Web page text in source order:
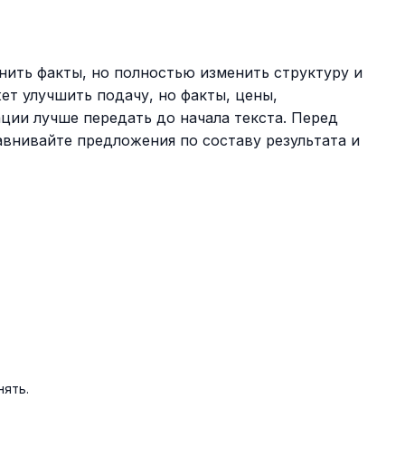
факты, но полностью изменить структуру и
улучшить подачу, но факты, цены,
лучше передать до начала текста. Перед
предложения по составу результата и